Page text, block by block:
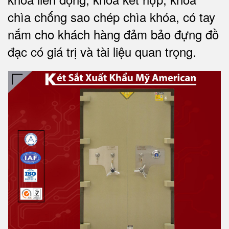
chìa chống sao chép chìa khóa, có tay
nắm cho khách hàng đảm bảo đựng đồ
đạc có giá trị và tài liệu quan trọng.